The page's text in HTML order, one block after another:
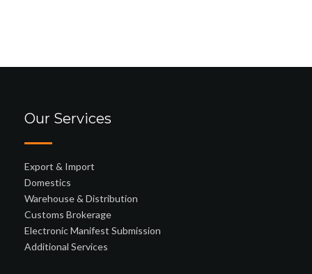
Our Services
Export & Import
Domestics
Warehouse & Distribution
Customs Brokerage
Electronic Manifest Submission
Additional Services